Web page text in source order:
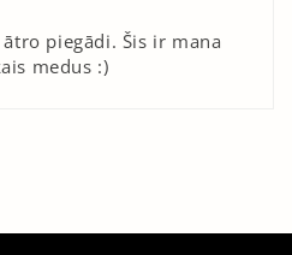
piegādi. Šis ir mana
medus :)